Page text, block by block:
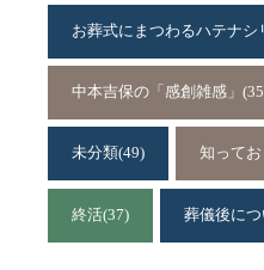
お葬式にまつわるハテナシ
中本吉保の「感創雑感」
未分類(49) 知って
終活(37) 葬儀後に